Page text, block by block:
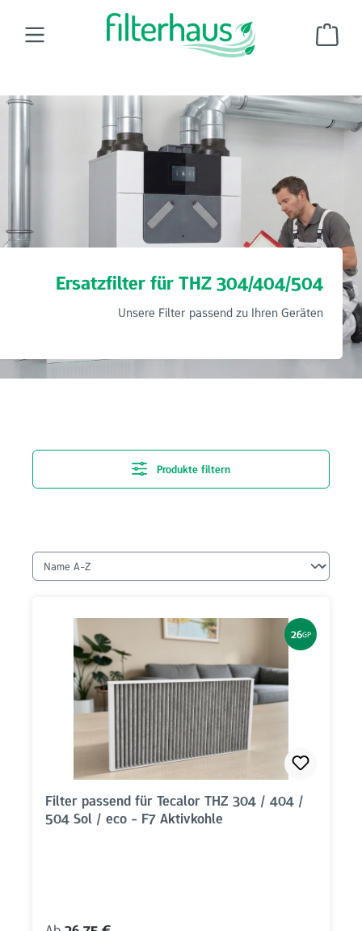
Zum Hauptinhalt springen
Wohnraumluftfilter
Ersatzfilter für Tecalor
THZ 304/404/504
Ersatzfilter für THZ 304/404/504
Unsere Filter passend zu Ihren Geräten
Produkte filtern
26GP
Filter passend für Tecalor THZ 304 / 404 /
504 Sol / eco - F7 Aktivkohle